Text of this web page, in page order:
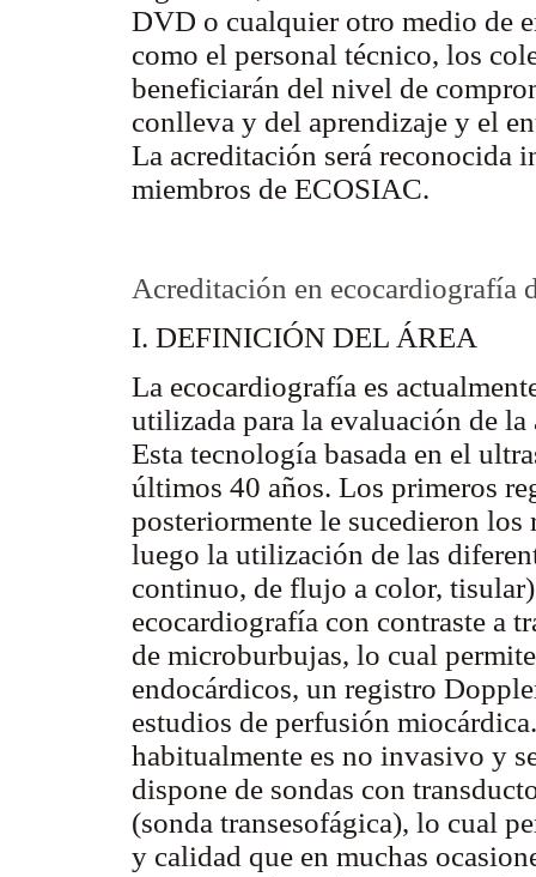
DVD o cualquier otro medio de
como el personal técnico, los
beneficiarán del nivel de
conlleva y del aprendizaje y el
La acreditación será reconocida
miembros de ECOSIAC.
Acreditación en ecocardiografía
I. DEFINICIÓN DEL ÁREA
La ecocardiografía es
utilizada para la evaluación de
Esta tecnología basada en el
últimos 40 años. Los primeros
posteriormente le sucedieron
luego la utilización de las
continuo, de flujo a color,
ecocardiografía con contraste a
de microburbujas, lo cual
endocárdicos, un registro
estudios de perfusión
habitualmente es no invasivo y
dispone de sondas con
(sonda transesofágica), lo cual
y calidad que en muchas